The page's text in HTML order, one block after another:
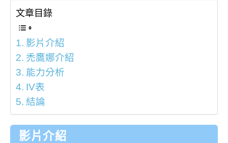
文章目錄
影片介紹
禿鷹娜介紹
能力分析
IV表
結論
影片介紹